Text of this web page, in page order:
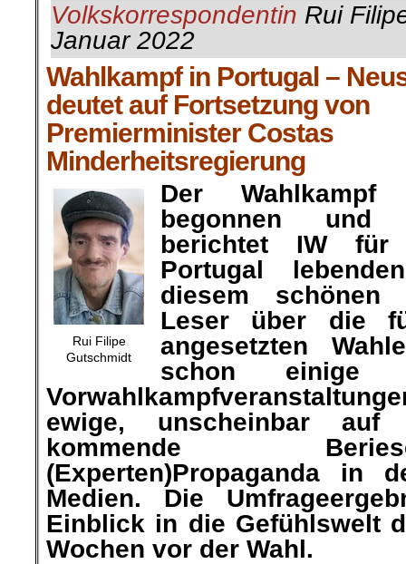
Volkskorrespondentin Rui
Januar 2022
Wahlkampf in Portugal –
deutet auf Fortsetzung von
Premierminister Costas
Minderheitsregierung
Rui Filipe
Gutschmidt
Der
begonnen und
berichtet IW
Portugal
diesem schönen
Leser über die
angesetzten
schon einige
ewige, unscheinbar auf
kommende
(Experten)Propaganda in
Medien. Die
Einblick in die Gefühlswelt
Wochen vor der Wahl.